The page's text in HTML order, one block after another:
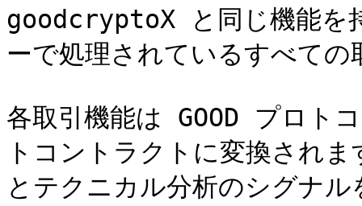
goodcryptoX と同じ機能を
ーで処理されているすべて
各取引機能は GOOD プロト
トコントラクトに変換され
とテクニカル分析のシグナ